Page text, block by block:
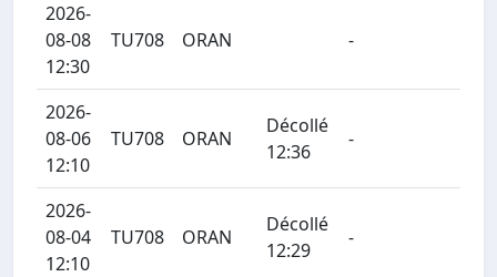
2026-
08-08
12:30
TU708 ORAN -
2026-
08-06
12:10
TU708 ORAN
Décollé
12:36
-
2026-
08-04
12:10
TU708 ORAN
Décollé
12:29
-